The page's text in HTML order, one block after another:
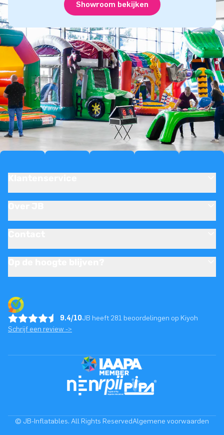
Showroom bekijken
9.4/10JB heeft 281 beoordelingen op Kiyoh
Schrijf een review ->
© JB-Inflatables. All Rights ReservedAlgemene voorwaarden